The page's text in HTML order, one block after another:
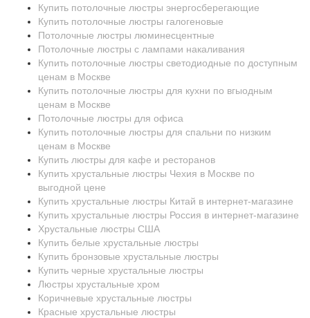
Купить потолочные люстры энергосберегающие
Купить потолочные люстры галогеновые
Потолочные люстры люминесцентные
Потолочные люстры с лампами накаливания
Купить потолочные люстры светодиодные по доступным
ценам в Москве
Купить потолочные люстры для кухни по вгыодным
ценам в Москве
Потолочные люстры для офиса
Купить потолочные люстры для спальни по низким
ценам в Москве
Купить люстры для кафе и ресторанов
Купить хрустальные люстры Чехия в Москве по
выгодной цене
Купить хрустальные люстры Китай в интернет-магазине
Купить хрустальные люстры Россия в интернет-магазине
Хрустальные люстры США
Купить белые хрустальные люстры
Купить бронзовые хрустальные люстры
Купить черные хрустальные люстры
Люстры хрустальные хром
Коричневые хрустальные люстры
Красные хрустальные люстры